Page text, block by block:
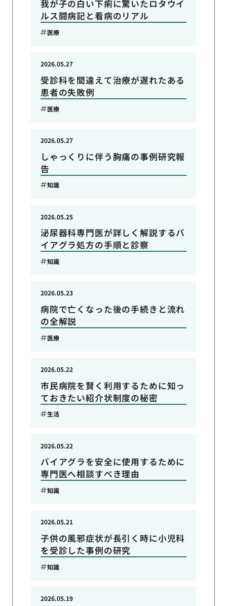
我が子の白い下痢に驚いたロタウイ
ルス闘病記と看病のリアル
医療
受診科を間違えて治療が遅れたある
患者の失敗例
2026.05.27
医療
しゃっくりに伴う胸痛の事例研究報
告
2026.05.27
知識
泌尿器科専門医が詳しく解説するバ
イアグラ処方の手順と診察
2026.05.25
知識
病院で亡くなった後の手続きと流れ
の全解説
2026.05.23
医療
市民病院を賢く利用するために知っ
ておきたい紹介状制度の秘密
2026.05.22
生活
バイアグラを安全に使用するために
専門医へ相談すべき理由
2026.05.22
知識
子供の風邪症状が長引く時に小児科
を受診した事例の研究
2026.05.21
知識
2026.05.19